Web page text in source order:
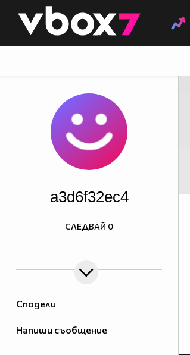
👾
Сподели
Напиши съобщение
a3d6f32ec4
СЛЕДВАЙ 0